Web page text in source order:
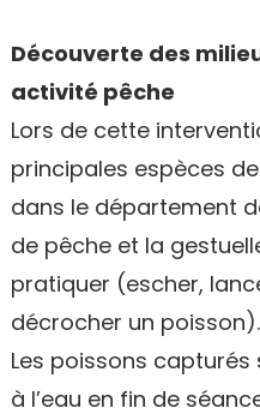
Découverte des
activité pêche
Lors de cette
principales espèces
dans le département
de pêche et la
pratiquer (escher,
décrocher un poisson).
Les poissons
à l’eau en fin de